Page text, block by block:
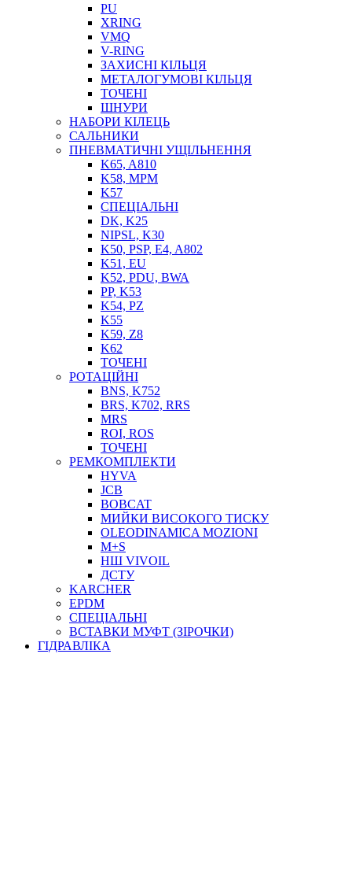
ПІСТОЛЕТИ
НАСОСИ ТА ПОМПИ
НАГНІТАЧІ
МУФТИ (НАСАДКИ) ДЛЯ ШПРИЦІВ
МАСЛЯНКИ, ЛІЙКИ
ПРЕС-МАСЛЯНКИ
ШЛАНГИ, ТРУБКИ
ШПРИЦИ МАСТИЛЬНІ
ТОСОЛ, АНТИФРИЗ
ОЛИВА-ПАЛИВО
ПОВІТРЯ-ВОДА
ДЛЯ ЗВАРЮВАННЯ
НАПІРНО-ВСМОКТУЮЧІ
ФІЛЬТРИ ДЛЯ ПАЛЬНОГО
ПІДДОНИ ДЛЯ БОЧОК
МОДУЛЬНІ АЗС
МЕТРОЛОГІЧНЕ ОБЛАДНАННЯ
ЛІЧИЛЬНИКИ І ВИТРАТОМІРИ ДЛЯ ПАЛЬНОГО
КОТУШКИ ДЛЯ ШЛАНГІВ
PU
XRING
VMQ
V-RING
ЗАХИСНІ КІЛЬЦЯ
МЕТАЛОГУМОВІ КІЛЬЦЯ
ТОЧЕНІ
ШНУРИ
НАБОРИ КІЛЕЦЬ
САЛЬНИКИ
ПНЕВМАТИЧНІ УЩІЛЬНЕННЯ
K65, A810
K58, MPM
K57
СПЕЦІАЛЬНІ
DK, K25
NIPSL, K30
K50, PSP, E4, A802
K51, EU
K52, PDU, BWA
PP, K53
K54, PZ
K55
K59, Z8
K62
ТОЧЕНІ
РОТАЦІЙНІ
BNS, K752
BRS, K702, RRS
MRS
ROI, ROS
ТОЧЕНІ
РЕМКОМПЛЕКТИ
HYVA
JCB
BOBCAT
МИЙКИ ВИСОКОГО ТИСКУ
OLEODINAMICA MOZIONI
M+S
НШ VIVOIL
ДСТУ
KARCHER
EPDM
СПЕЦІАЛЬНІ
ВСТАВКИ МУФТ (ЗІРОЧКИ)
ГІДРАВЛІКА